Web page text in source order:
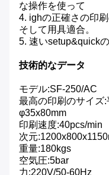
な操作を使って
4. ighの正確さの印
そして用具適合。
5. 速いsetup&quick
技術的なデータ
モデル:SF-250/AC
最高の印刷のサイズ:
φ35x80mm
印刷速度:40pcs/min
次元
重量:180kgs
空気圧:5bar
力:220V/50-60Hz